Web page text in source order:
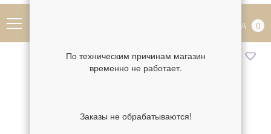
КОРЗИНА 0
По техническим причинам магазин
временно не работает.
Заказы не обрабатываются!